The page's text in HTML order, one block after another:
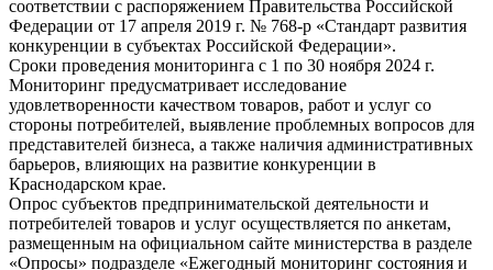
соответствии с распоряжением Правительства Российской
Федерации от 17 апреля 2019 г. № 768-р «Стандарт развития
конкуренции в субъектах Российской Федерации».
Сроки проведения мониторинга с 1 по 30 ноября 2024 г.
Мониторинг предусматривает исследование
удовлетворенности качеством товаров, работ и услуг со
стороны потребителей, выявление проблемных вопросов для
представителей бизнеса, а также наличия административных
барьеров, влияющих на развитие конкуренции в
Краснодарском крае.
Опрос субъектов предпринимательской деятельности и
потребителей товаров и услуг осуществляется по анкетам,
размещенным на официальном сайте министерства в разделе
«Опросы» подразделе «Ежегодный мониторинг состояния и